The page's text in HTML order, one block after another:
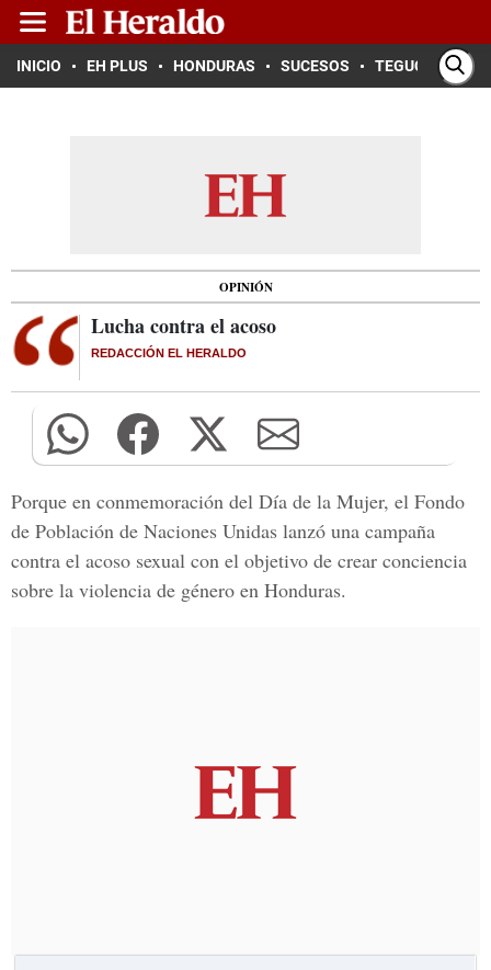
INICIO EH PLUS HONDURAS SUCESOS TEGUCIGALPA
OPINIÓN
Lucha contra el acoso
REDACCIÓN EL HERALDO
Porque en conmemoración del Día de la Mujer, el Fondo
de Población de Naciones Unidas lanzó una campaña
contra el acoso sexual con el objetivo de crear conciencia
sobre la violencia de género en Honduras.